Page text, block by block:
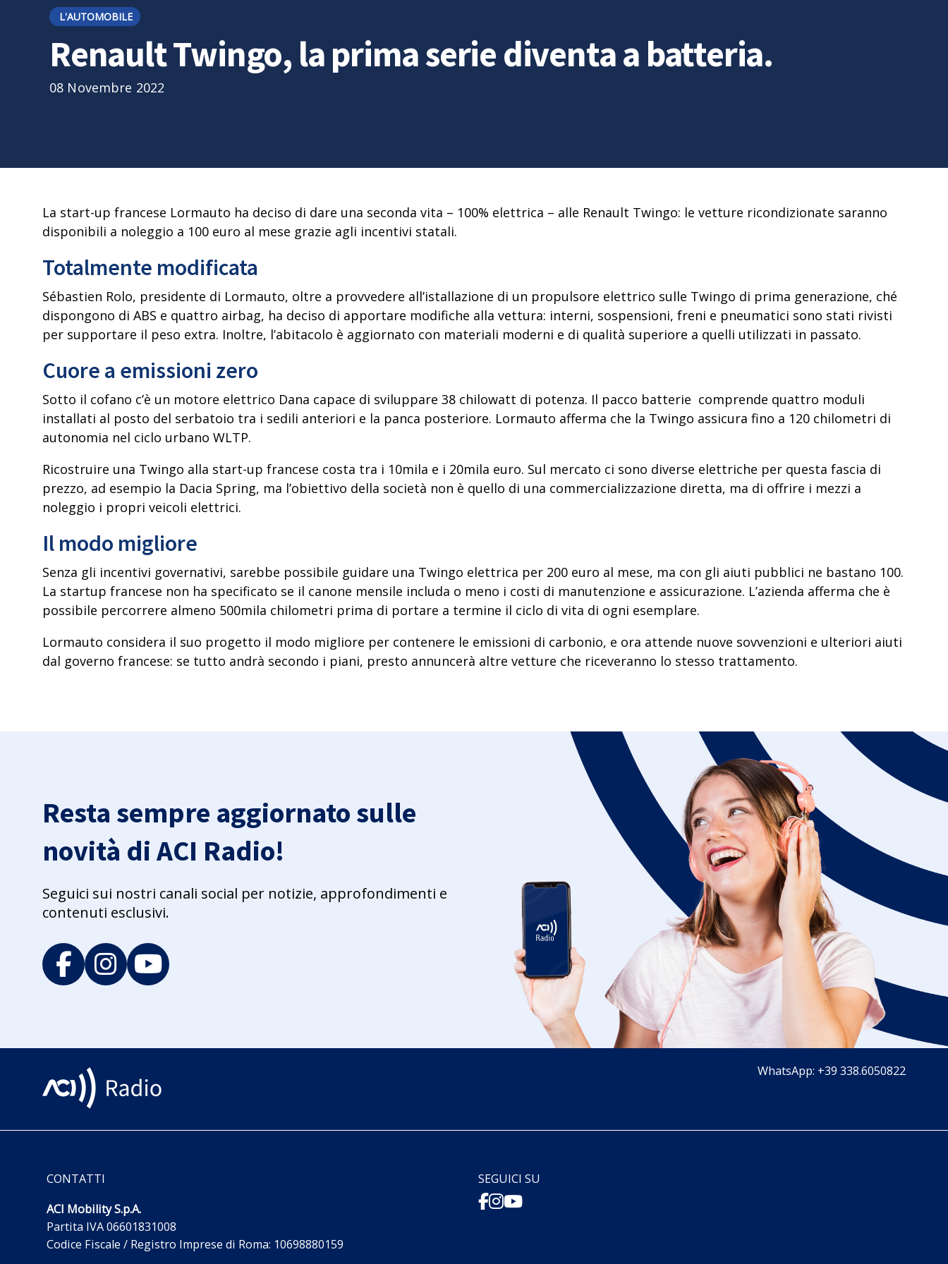
L'AUTOMOBILE
Renault Twingo, la prima serie diventa a batteria.
08 Novembre 2022
La start-up francese Lormauto ha deciso di dare una seconda vita – 100% elettrica – alle Renault Twingo: le vetture ricondizionate saranno
disponibili a noleggio a 100 euro al mese grazie agli incentivi statali.
Totalmente modificata
Sébastien Rolo, presidente di Lormauto, oltre a provvedere all’istallazione di un propulsore elettrico sulle Twingo di prima generazione, ché
dispongono di ABS e quattro airbag, ha deciso di apportare modifiche alla vettura: interni, sospensioni, freni e pneumatici sono stati rivisti
per supportare il peso extra. Inoltre, l’abitacolo è aggiornato con materiali moderni e di qualità superiore a quelli utilizzati in passato.
Cuore a emissioni zero
Sotto il cofano c’è un motore elettrico Dana capace di sviluppare 38 chilowatt di potenza. Il pacco batterie comprende quattro moduli
installati al posto del serbatoio tra i sedili anteriori e la panca posteriore. Lormauto afferma che la Twingo assicura fino a 120 chilometri di
autonomia nel ciclo urbano WLTP.
Ricostruire una Twingo alla start-up francese costa tra i 10mila e i 20mila euro. Sul mercato ci sono diverse elettriche per questa fascia di
prezzo, ad esempio la Dacia Spring, ma l’obiettivo della società non è quello di una commercializzazione diretta, ma di offrire i mezzi a
noleggio i propri veicoli elettrici.
Il modo migliore
Senza gli incentivi governativi, sarebbe possibile guidare una Twingo elettrica per 200 euro al mese, ma con gli aiuti pubblici ne bastano 100.
La startup francese non ha specificato se il canone mensile includa o meno i costi di manutenzione e assicurazione. L’azienda afferma che è
possibile percorrere almeno 500mila chilometri prima di portare a termine il ciclo di vita di ogni esemplare.
Lormauto considera il suo progetto il modo migliore per contenere le emissioni di carbonio, e ora attende nuove sovvenzioni e ulteriori aiuti
dal governo francese: se tutto andrà secondo i piani, presto annuncerà altre vetture che riceveranno lo stesso trattamento.
Resta sempre aggiornato sulle
novità di ACI Radio!
Seguici sui nostri canali social per notizie, approfondimenti e
contenuti esclusivi.
WhatsApp: +39 338.6050822
CONTATTI
ACI Mobility S.p.A.
Partita IVA 06601831008
Codice Fiscale / Registro Imprese di Roma: 10698880159
SEGUICI SU